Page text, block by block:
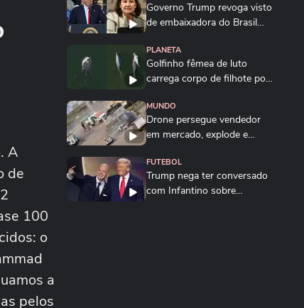
A
de
100
o
a
pelos
Governo Trump revoga visto
de embaixadora do Brasil
PLANETA
Golfinho fêmea de luto
carrega corpo de filhote por
MUNDO
Drone persegue vendedor
em mercado, explode e
FUTEBOL
Trump nega ter conversado
com Infantino sobre